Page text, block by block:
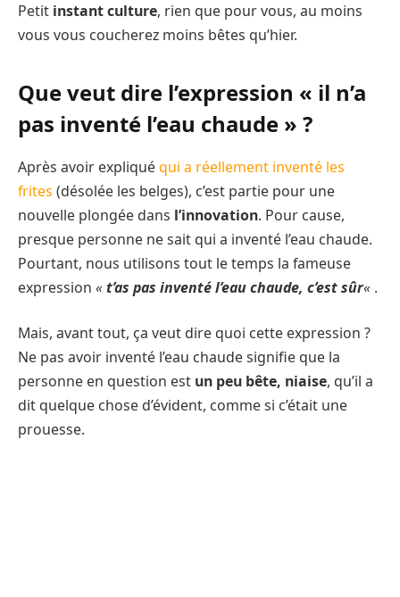
Petit instant culture, rien que pour vous, au moins
vous vous coucherez moins bêtes qu’hier.
Que veut dire l’expression « il n’a
pas inventé l’eau chaude » ?
Après avoir expliquéqui a réellement inventé les
frites (désolée les belges), c’est partie pour une
nouvelle plongée dans l’innovation. Pour cause,
presque personne ne sait qui a inventé l’eau chaude.
Pourtant, nous utilisons tout le temps la fameuse
expression «t’as pas inventé l’eau chaude, c’est sûr« .
Mais, avant tout, ça veut dire quoi cette expression ?
Ne pas avoir inventé l’eau chaude signifie que la
personne en question est un peu bête, niaise, qu’il a
dit quelque chose d’évident, comme si c’était une
prouesse.